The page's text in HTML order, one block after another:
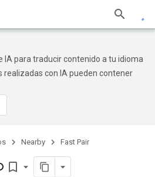
IA para traducir contenido a tu idioma
realizadas con IA pueden contener
Nearby Fast Pair
bookmark_border